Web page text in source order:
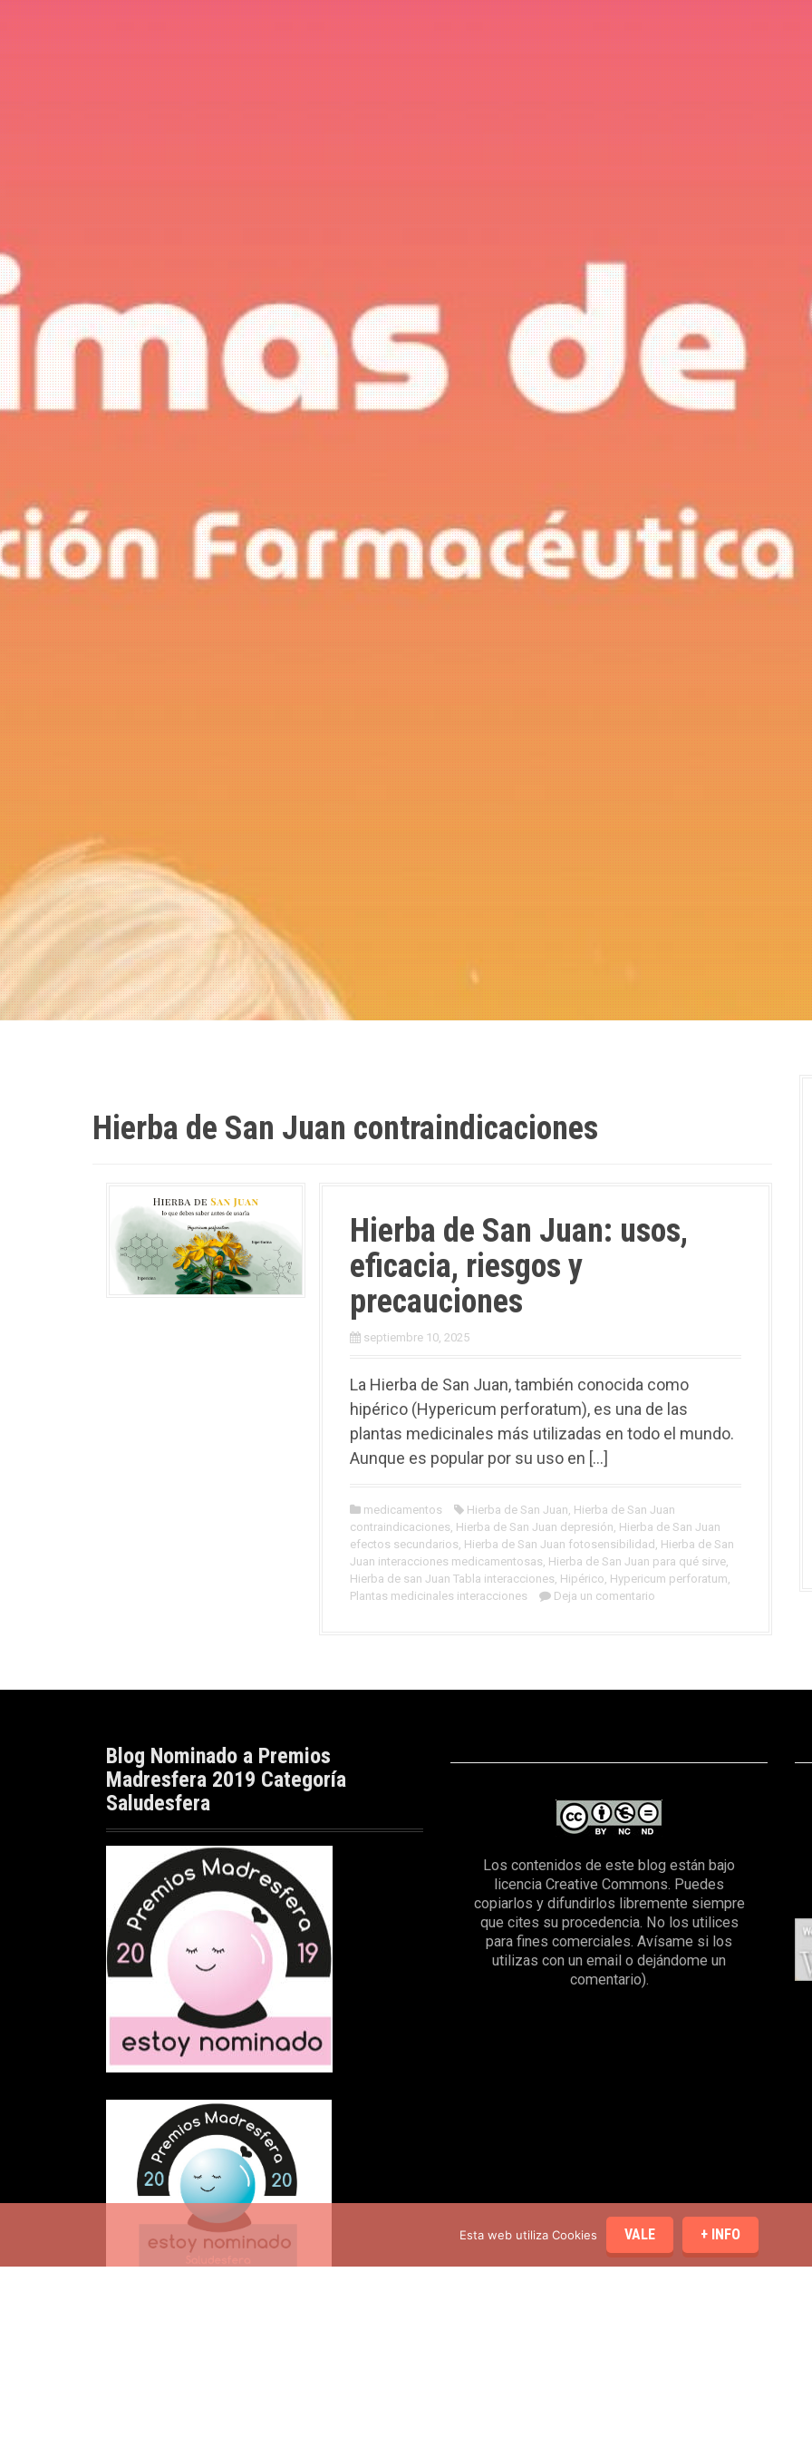
Hierba de San Juan contraindicaciones
Hierba de San Juan: usos,
eficacia, riesgos y
precauciones
septiembre 10, 2025
La Hierba de San Juan, también conocida como
hipérico (Hypericum perforatum), es una de las
plantas medicinales más utilizadas en todo el mundo.
Aunque es popular por su uso en […]
medicamentos Hierba de San Juan, Hierba de San Juan
contraindicaciones, Hierba de San Juan depresión, Hierba de San Juan
efectos secundarios, Hierba de San Juan fotosensibilidad , Hierba de San
Juan interacciones medicamentosas, Hierba de San Juan para qué sirve,
Hierba de san Juan Tabla interacciones, Hipérico, Hypericum perforatum,
Plantas medicinales interacciones
Deja un comentario
Blog Nominado a Premios
Madresfera 2019 Categoría
Saludesfera
Los contenidos de este blog están bajo
licencia Creative Commons. Puedes
copiarlos y difundirlos libremente siempre
que cites su procedencia. No los utilices
para fines comerciales. Avísame si los
utilizas con un email o dejándome un
comentario).
Esta web utiliza Cookies VALE + INFO